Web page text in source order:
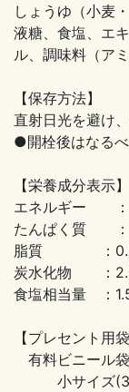
しょうゆ（小麦
液糖、食塩、エ
ル、調味料（ア
【保存方法】
直射日光を避け
●開栓後はなるべ
【栄養成分表示
エネルギー ：
たんぱく質 ：
脂質 ：0.0
炭水化物 ：
食塩相当量 ：
【プレセント用袋
有料ビニール袋
小サイズ